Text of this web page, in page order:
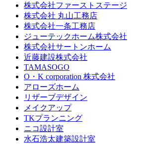
株式会社ファーストステージ
株式会社 丸山工務店
株式会社一条工務店
ジューテックホーム株式会社
株式会社サートンホーム
近藤建設株式会社
TAMASOGO
O・K corporation 株式会社
アローズホーム
リザーブデザイン
メイクアップ
TKプランニング
ニコ設計室
水石浩太建築設計室